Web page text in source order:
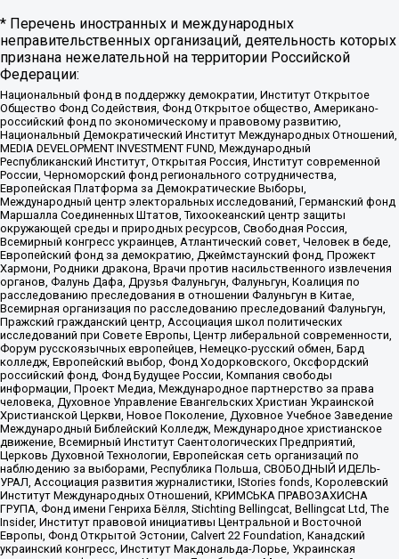
* Перечень иностранных и международных
неправительственных организаций, деятельность которых
признана нежелательной на территории Российской
Федерации:
Национальный фонд в поддержку демократии, Институт Открытое
Общество Фонд Содействия, Фонд Открытое общество, Американо-
российский фонд по экономическому и правовому развитию,
Национальный Демократический Институт Международных Отношений,
MEDIA DEVELOPMENT INVESTMENT FUND, Международный
Республиканский Институт, Открытая Россия, Институт современной
России, Черноморский фонд регионального сотрудничества,
Европейская Платформа за Демократические Выборы,
Международный центр электоральных исследований, Германский фонд
Маршалла Соединенных Штатов, Тихоокеанский центр защиты
окружающей среды и природных ресурсов, Свободная Россия,
Всемирный конгресс украинцев, Атлантический совет, Человек в беде,
Европейский фонд за демократию, Джеймстаунский фонд, Прожект
Хармони, Родники дракона, Врачи против насильственного извлечения
органов, Фалунь Дафа, Друзья Фалуньгун, Фалуньгун, Коалиция по
расследованию преследования в отношении Фалуньгун в Китае,
Всемирная организация по расследованию преследований Фалуньгун,
Пражский гражданский центр, Ассоциация школ политических
исследований при Совете Европы, Центр либеральной современности,
Форум русскоязычных европейцев, Немецко-русский обмен, Бард
колледж, Европейский выбор, Фонд Ходорковского, Оксфордский
российский фонд, Фонд Будущее России, Компания свободы
информации, Проект Медиа, Международное партнерство за права
человека, Духовное Управление Евангельских Христиан Украинской
Христианской Церкви, Новое Поколение, Духовное Учебное Заведение
Международный Библейский Колледж, Международное христианское
движение, Всемирный Институт Саентологических Предприятий,
Церковь Духовной Технологии, Европейская сеть организаций по
наблюдению за выборами, Республика Польша, СВОБОДНЫЙ ИДЕЛЬ-
УРАЛ, Ассоциация развития журналистики, IStories fonds, Королевский
Институт Международных Отношений, КРИМСЬКА ПРАВОЗАХИСНА
ГРУПА, Фонд имени Генриха Бёлля, Stichting Bellingcat, Bellingcat Ltd, The
Insider, Институт правовой инициативы Центральной и Восточной
Европы, Фонд Открытой Эстонии, Calvert 22 Foundation, Канадский
украинский конгресс, Институт Макдональда-Лорье, Украинская